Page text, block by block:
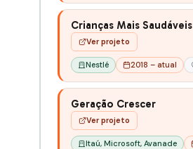
Crianças Mais Saudáveis
Ver projeto
Nestlé 2018 – atual
Geração Crescer
Ver projeto
Itaú, Microsoft, Avanade